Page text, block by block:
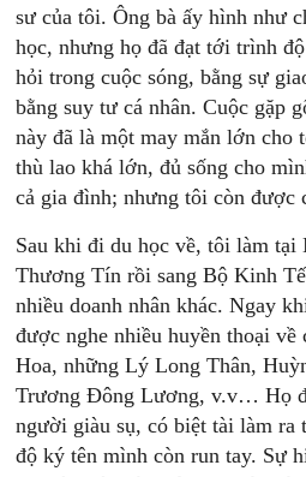
sư của tôi. Ông bà ấy hình như
học, nhưng họ đã đạt tới trình
hỏi trong cuộc sóng, bằng sự
bằng suy tư cá nhân. Cuộc gặp
này đã là một may mắn lớn
thù lao khá lớn, đủ sống cho
cả gia đình; nhưng tôi còn được
Sau khi đi du học về, tôi làm tại
Thương Tín rồi sang Bộ Kinh
nhiều doanh nhân khác. Ngay
được nghe nhiều huyền thoại về
Hoa, những Lý Long Thân,
Trương Đông Lương, v.v… Họ
người giàu sụ, có biệt tài làm ra
độ ký tên mình còn run tay. Sự